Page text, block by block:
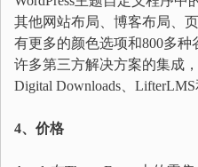
其他网站布局、博客布局、
有更多的颜色选项和800多种
许多第三方解决方案的集成
Digital Downloads、LifterLMS
4、价格